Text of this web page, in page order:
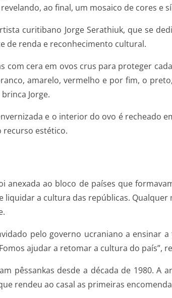
ao final, um mosaico de cores e
curitibano Jorge Serathiuk, que se
de renda e reconhecimento cultural.
com cera em ovos crus para proteger
amarelo, vermelho e por fim, o
Jorge.
e o interior do ovo é recheado
recurso estético.
anexada ao bloco de países que
liquidar a cultura das repúblicas.
pelo governo ucraniano a ensinar
ajudar a retomar a cultura do país”,
pêssankas desde a década de 1980. A
rendeu ao casal as primeiras